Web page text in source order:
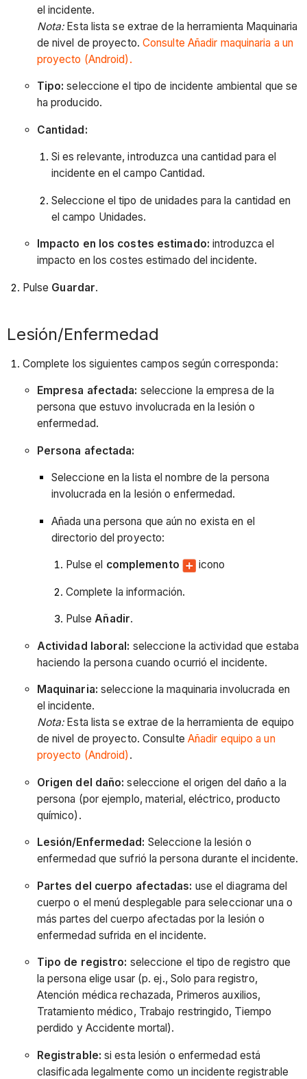
el incidente.
Nota:Esta lista se extrae de la herramienta Maquinaria
de nivel de proyecto. Consulte Añadir maquinaria a un
proyecto (Android).
Tipo: seleccione el tipo de incidente ambiental que se
ha producido.
Cantidad:
Si es relevante, introduzca una cantidad para el
incidente en el campo Cantidad.
Seleccione el tipo de unidades para la cantidad en
el campo Unidades.
Impacto en los costes estimado: introduzca el
impacto en los costes estimado del incidente.
Pulse Guardar.
Lesión/Enfermedad
Complete los siguientes campos según corresponda:
Empresa afectada: seleccione la empresa de la
persona que estuvo involucrada en la lesión o
enfermedad.
Persona afectada:
Seleccione en la lista el nombre de la persona
involucrada en la lesión o enfermedad.
Añada una persona que aún no exista en el
directorio del proyecto:
Pulse el complemento icono
Complete la información.
PulseAñadir.
Actividad laboral: seleccione la actividad que estaba
haciendo la persona cuando ocurrió el incidente.
Maquinaria: seleccione la maquinaria involucrada en
el incidente.
Nota:Esta lista se extrae de la herramienta de equipo
de nivel de proyecto. Consulte Añadir equipo a un
proyecto (Android) .
Origen del daño: seleccione el origen del daño a la
persona (por ejemplo, material, eléctrico, producto
químico).
Lesión/Enfermedad: Seleccione la lesión o
enfermedad que sufrió la persona durante el incidente.
Partes del cuerpo afectadas: use el diagrama del
cuerpo o el menú desplegable para seleccionar una o
más partes del cuerpo afectadas por la lesión o
enfermedad sufrida en el incidente.
Tipo de registro: seleccione el tipo de registro que
la persona elige usar (p. ej., Solo para registro,
Atención médica rechazada, Primeros auxilios,
Tratamiento médico, Trabajo restringido, Tiempo
perdido y Accidente mortal).
Registrable: si esta lesión o enfermedad está
clasificada legalmente como un incidente registrable